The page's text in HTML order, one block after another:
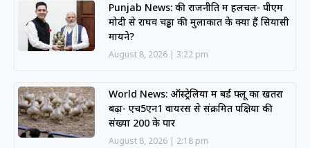
Punjab News: की राजनीति में हलचल- पीएम
मोदी से राघव चड्ढा की मुलाकात के क्या हैं सियासी
मायने?
August 8, 2026 3:22 pm
World News: ऑस्ट्रेलिया में बर्ड फ्लू का खतरा
बढ़ा- एच5एन1 वायरस से संक्रमित पक्षियों की
संख्या 200 के पार
August 8, 2026 2:18 pm